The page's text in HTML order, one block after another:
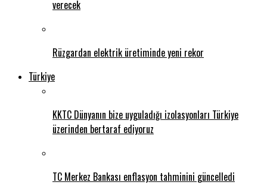
verecek
Rüzgardan elektrik üretiminde yeni rekor
Türkiye
KKTC Dünyanın bize uyguladığı izolasyonları Türkiye
üzerinden bertaraf ediyoruz
TC Merkez Bankası enflasyon tahminini güncelledi